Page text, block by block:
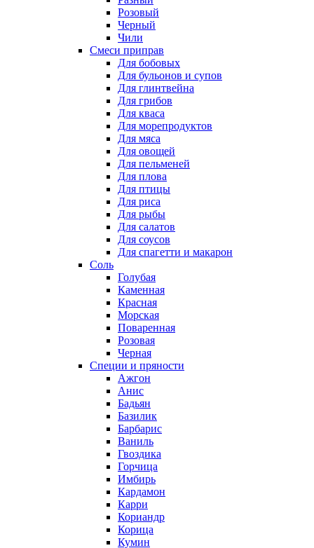
Розовый
Черный
Чили
Смеси приправ
Для бобовых
Для бульонов и супов
Для глинтвейна
Для грибов
Для кваса
Для морепродуктов
Для мяса
Для овощей
Для пельменей
Для плова
Для птицы
Для риса
Для рыбы
Для салатов
Для соусов
Для спагетти и макарон
Соль
Голубая
Каменная
Красная
Морская
Поваренная
Розовая
Черная
Специи и пряности
Ажгон
Анис
Бадьян
Базилик
Барбарис
Ваниль
Гвоздика
Горчица
Имбирь
Кардамон
Карри
Кориандр
Корица
Кумин